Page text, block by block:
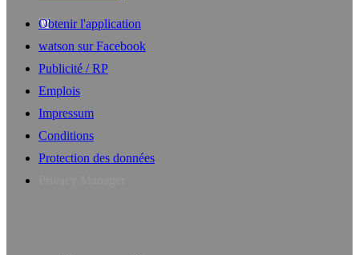
Obtenir l'application
watson sur Facebook
Publicité / RP
Emplois
Impressum
Conditions
Protection des données